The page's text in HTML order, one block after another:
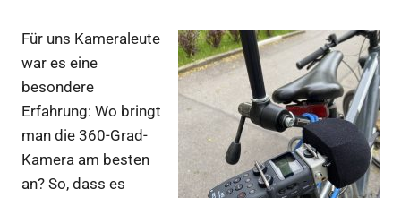
Für uns Kameraleute
war es eine
besondere
Erfahrung: Wo bringt
man die 360-Grad-
Kamera am besten
an? So, dass es